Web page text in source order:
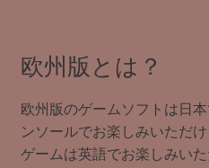
欧州版とは？
欧州版のゲームソフトは日
ンソールでお楽しみいただけ
ゲームは英語でお楽しみい